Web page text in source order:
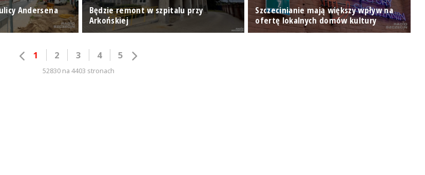
Andersena
Będzie remont w szpitalu przy
Arkońskiej
Szczecinianie mają większy wpływ na
ofertę lokalnych domów kultury
1 2 3 4 5
52830 na 4403 stronach